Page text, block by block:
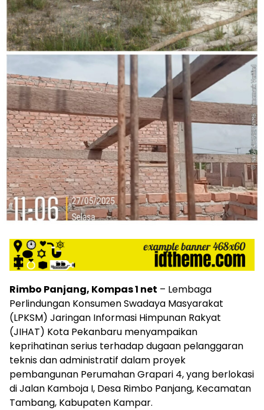
Rimbo Panjang, Kompas 1 net – Lembaga
Perlindungan Konsumen Swadaya Masyarakat
(LPKSM) Jaringan Informasi Himpunan Rakyat
(JIHAT) Kota Pekanbaru menyampaikan
keprihatinan serius terhadap dugaan pelanggaran
teknis dan administratif dalam proyek
pembangunan Perumahan Grapari 4, yang berlokasi
di Jalan Kamboja I, Desa Rimbo Panjang, Kecamatan
Tambang, Kabupaten Kampar.